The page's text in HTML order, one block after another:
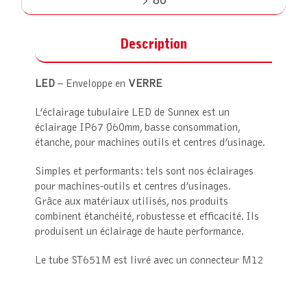
Description
LED– Enveloppe en VERRE
L’éclairage tubulaire LED de Sunnex est un
éclairage IP67 Ø60mm, basse consommation,
étanche, pour machines outils et centres d’usinage.
Simples et performants: tels sont nos éclairages
pour machines-outils et centres d’usinages.
Grâce aux matériaux utilisés, nos produits
combinent étanchéité, robustesse et efficacité. Ils
produisent un éclairage de haute performance.
Le tube ST651M est livré avec un connecteur M12